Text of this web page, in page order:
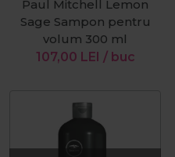
Paul Mitchell Lemon
Sage Sampon pentru
volum 300 ml
107,00 LEI / buc